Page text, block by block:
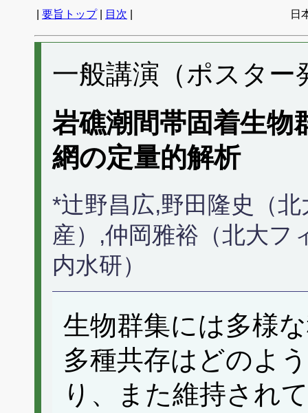
要旨トップ| 目次 日
一般講演（ポスター
岩礁潮間帯固着生物
網の定量的解析
*辻野昌広,野田隆史（
産）,仲岡雅裕（北大フ
内水研）
生物群集には多様
多種共存はどのよ
り、また維持され